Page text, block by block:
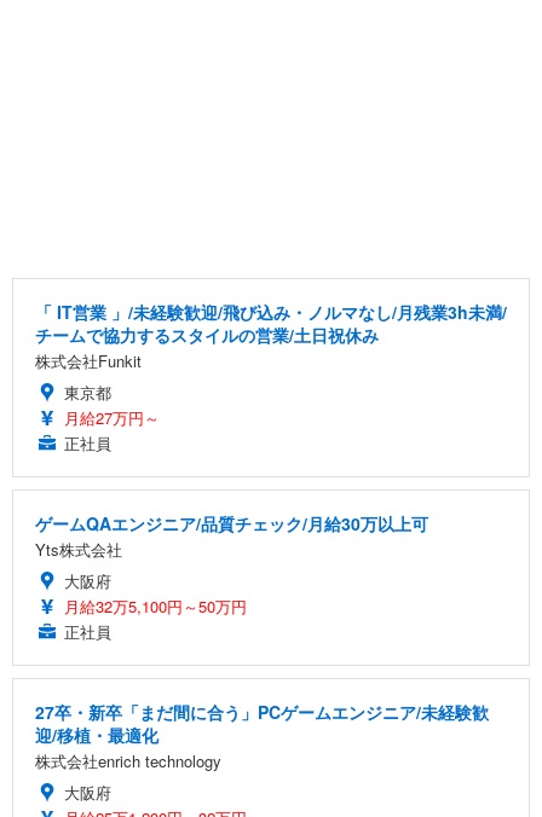
「 IT営業 」/未経験歓迎/飛び込み・ノルマなし/月残業3h未満/
チームで協力するスタイルの営業/土日祝休み
株式会社Funkit
東京都
月給27万円～
正社員
ゲームQAエンジニア/品質チェック/月給30万以上可
Yts株式会社
大阪府
月給32万5,100円～50万円
正社員
27卒・新卒「まだ間に合う」PCゲームエンジニア/未経験歓
迎/移植・最適化
株式会社enrich technology
大阪府